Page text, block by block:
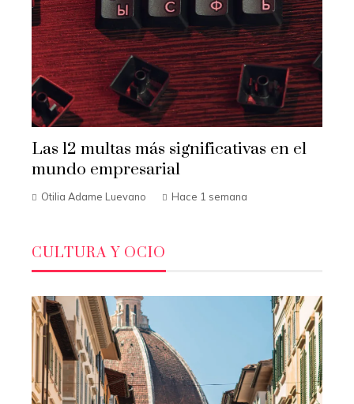
Las 12 multas más significativas en el
mundo empresarial
Otilia Adame Luevano Hace 1 semana
CULTURA Y OCIO